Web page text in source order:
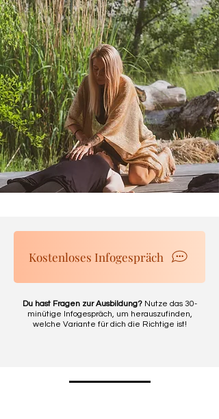
Kostenloses Infogespräch
Du hast Fragen zur Ausbildung? Nutze das 30-
minütige Infogespräch, um herauszufinden,
welche Variante für dich die Richtige ist!